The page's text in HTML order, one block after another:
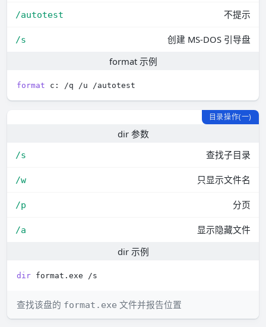
/autotest 不提示
/s
创建 MS-DOS 引导盘
format 示例
format
目录操作(一)
dir 参数
/s 查找子目录
/w 只显示文件名
/p 分页
/a
显示隐藏文件
dir 示例
dir
查找该盘的 format.exe 文件并报告位置